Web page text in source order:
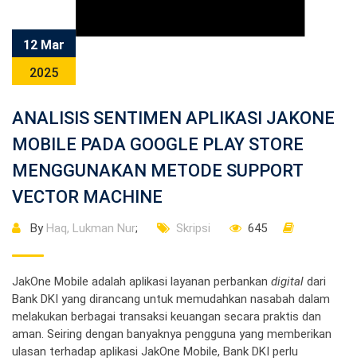
12 Mar
2025
ANALISIS SENTIMEN APLIKASI JAKONE
MOBILE PADA GOOGLE PLAY STORE
MENGGUNAKAN METODE SUPPORT
VECTOR MACHINE
By Haq, Lukman Nur; Skripsi 645
JakOne Mobile adalah aplikasi layanan perbankan digital dari
Bank DKI yang dirancang untuk memudahkan nasabah dalam
melakukan berbagai transaksi keuangan secara praktis dan
aman. Seiring dengan banyaknya pengguna yang memberikan
ulasan terhadap aplikasi JakOne Mobile, Bank DKI perlu